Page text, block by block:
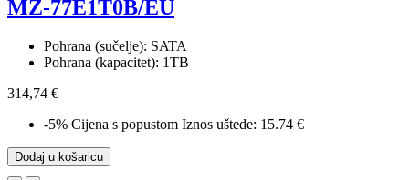
MZ-77E1T0B/EU
Pohrana (sučelje): SATA
Pohrana (kapacitet): 1TB
314,74 €
-5% Cijena s popustom Iznos uštede: 15.74 €
Dodaj u košaricu